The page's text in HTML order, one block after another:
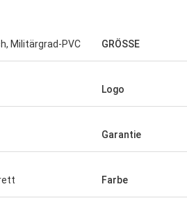
Militärgrad-PVC GRÖSSE
Logo
Garantie
Farbe